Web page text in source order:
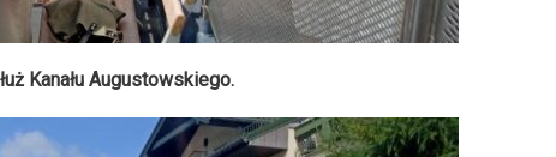
Kanału Augustowskiego.